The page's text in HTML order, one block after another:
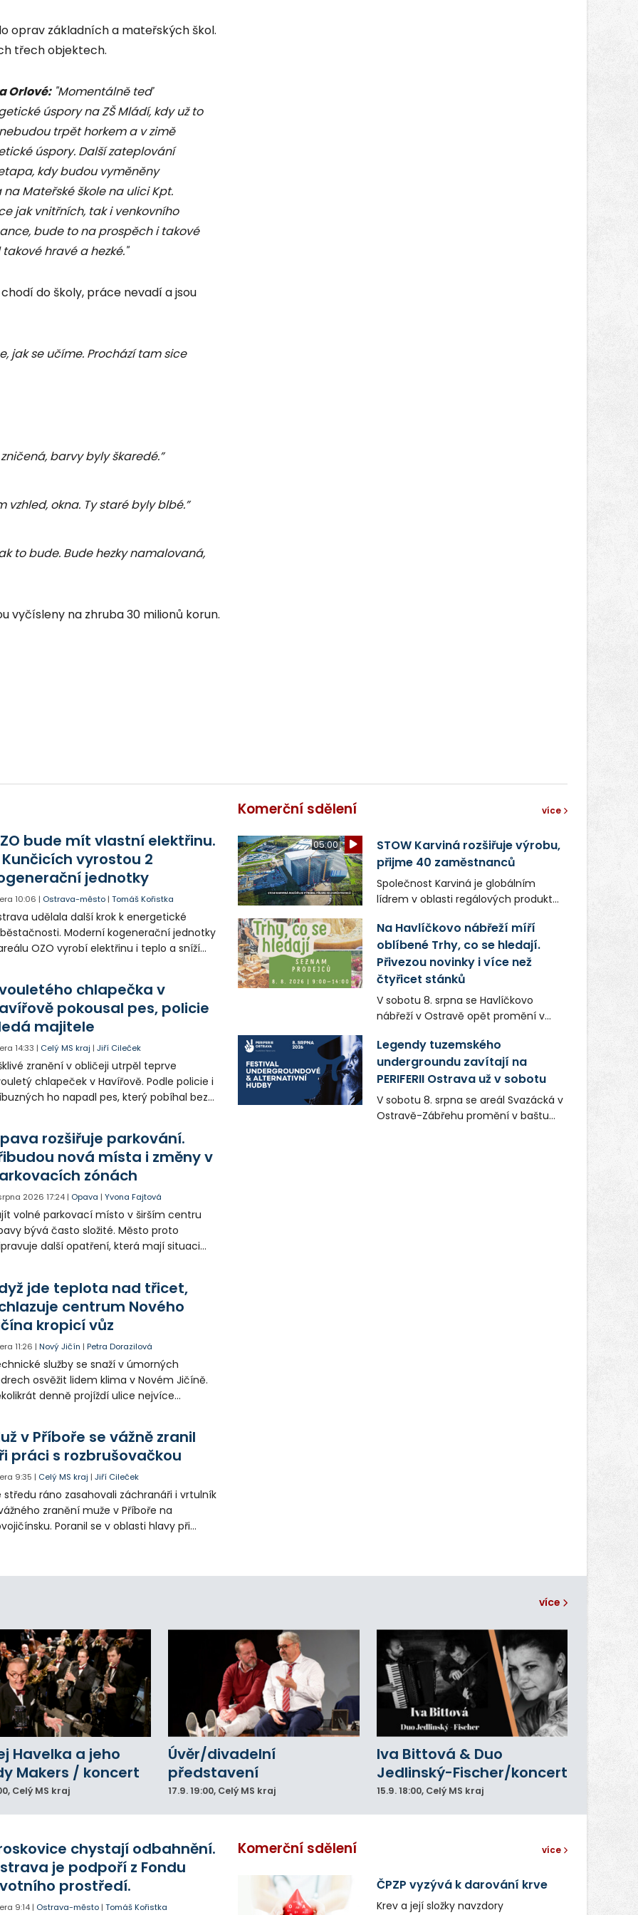
oprav základních a mateřských škol.
třech objektech.
Orlové:"Momentálně teď
úspory na ZŠ Mládí, kdy už to
trpět horkem a v zimě
úspory. Další zateplování
kdy budou vyměněny
Mateřské škole na ulici Kpt.
jak vnitřních, tak i venkovního
bude to na prospěch i takové
hravé a hezké."
do školy, práce nevadí a jsou
jak se učíme. Prochází tam sice
barvy byly škaredé.”
vzhled, okna. Ty staré byly blbé.”
to bude. Bude hezky namalovaná,
vyčísleny na zhruba 30 milionů korun.
bude mít vlastní elektřinu.
Kunčicích vyrostou 2
jednotky
10:06 | Ostrava-město |Tomáš Kořistka
udělala další krok k energetické
Moderní kogenerační jednotky
OZO vyrobí elektřinu i teplo a sníží
chlapečka v
pokousal pes, policie
majitele
14:33 | Celý MS kraj |Jiří Cileček
zranění v obličeji utrpěl teprve
chlapeček v Havířově. Podle policie i
ho napadl pes, který pobíhal bez
psa hledá.
rozšiřuje parkování.
nová místa i změny v
zónách
2026 17:24 | Opava |Yvona Fajtová
volné parkovací místo v širším centru
bývá často složité. Město proto
další opatření, která mají situaci
řidiče v parkovacích zónách.
jde teplota nad třicet,
centrum Nového
kropicí vůz
11:26 |Nový Jičín |Petra Dorazilová
služby se snaží v úmorných
osvěžit lidem klima v Novém Jičíně.
denně projíždí ulice nejvíce
v Příboře se vážně zranil
práci s rozbrušovačkou
9:35 | Celý MS kraj |Jiří Cileček
středu ráno zasahovali záchranáři i vrtulník
zranění muže v Příboře na
Poranil se v oblasti hlavy při
Komerční sdělení více
05:00
STOW Karviná rozšiřuje výrobu,
přijme 40 zaměstnanců
Společnost Karviná je globálním
lídrem v oblasti regálových produktů
zaměstnavatelem na Karvinsku a
firmou s obrovským potenciálem.
Na Havlíčkovo nábřeží míří
oblíbené Trhy, co se hledají.
Přivezou novinky i více než
čtyřicet stánků
V sobotu 8. srpna se Havlíčkovo
nábřeží v Ostravě opět promění v
lokálních výrobků. Trhy, co se hledají
tentokrát nabídnou více než čtyřicet
pečlivě vybraných stánků s kvalitní
gastronomií, farmářskými produkty,
designem i řemeslnou tvorbou.
Návštěvníci se mohou těšit nejen na
Legendy tuzemského
undergroundu zavítají na
PERIFERII Ostrava už v sobotu
V sobotu 8. srpna se areál Svazácká v
Ostravě-Zábřehu promění v baštu
více
Havelka a jeho
Makers / koncert
, Celý MS kraj
Úvěr/divadelní
představení
17.9.19:00, Celý MS kraj
Iva Bittová & Duo
Jedlinský-Fischer/koncert
15.9. 18:00, Celý MS kraj
chystají odbahnění.
je podpoří z Fondu
prostředí.
9:14 | Ostrava-město |Tomáš Kořistka
Komerční sdělení více
ČPZP vyzývá k darování krve
Krev a její složky navzdory